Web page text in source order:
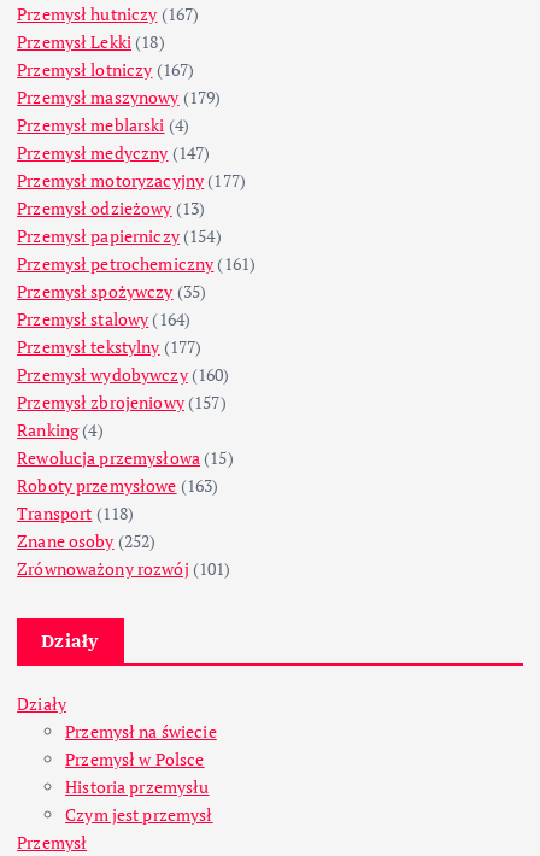
Przemysł hutniczy (167)
Przemysł Lekki (18)
Przemysł lotniczy (167)
Przemysł maszynowy (179)
Przemysł meblarski (4)
Przemysł medyczny (147)
Przemysł motoryzacyjny (177)
Przemysł odzieżowy (13)
Przemysł papierniczy(154)
Przemysł petrochemiczny (161)
Przemysł spożywczy (35)
Przemysł stalowy (164)
Przemysł tekstylny (177)
Przemysł wydobywczy(160)
Przemysł zbrojeniowy(157)
Ranking(4)
Rewolucja przemysłowa (15)
Roboty przemysłowe (163)
Transport (118)
Znane osoby (252)
Zrównoważony rozwój (101)
Działy
Działy
Przemysł na świecie
Przemysł w Polsce
Historia przemysłu
Czym jest przemysł
Przemysł